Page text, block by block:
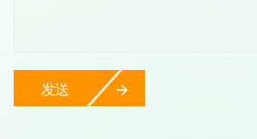
发送